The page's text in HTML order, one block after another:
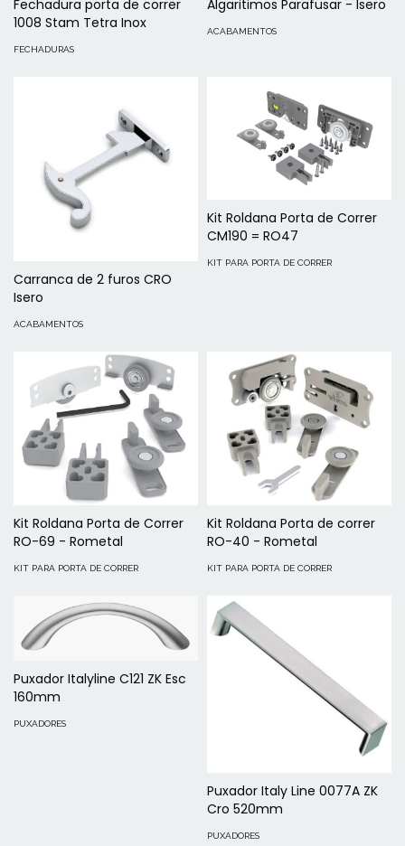
Fechadura porta de correr
1008 Stam Tetra Inox
FECHADURAS
Algaritimos Parafusar - Isero
ACABAMENTOS
Carranca de 2 furos CRO
Isero
ACABAMENTOS
Kit Roldana Porta de Correr
CM190 = RO47
KIT PARA PORTA DE CORRER
Kit Roldana Porta de Correr
RO-69 - Rometal
KIT PARA PORTA DE CORRER
Kit Roldana Porta de correr
RO-40 - Rometal
KIT PARA PORTA DE CORRER
Puxador Italyline C121 ZK Esc
160mm
PUXADORES
Puxador Italy Line 0077A ZK
Cro 520mm
PUXADORES